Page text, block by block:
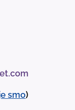
smo)